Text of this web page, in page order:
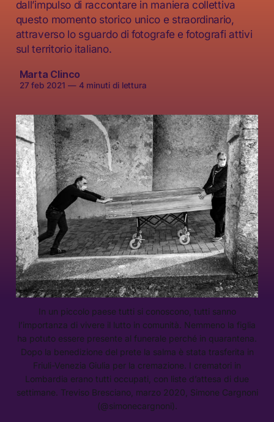
dall’impulso di raccontare in maniera collettiva
questo momento storico unico e straordinario,
attraverso lo sguardo di fotografe e fotografi attivi
sul territorio italiano.
Marta Clinco
27 feb 2021 —4 minuti di lettura
In un piccolo paese tutti si conoscono, tutti sanno
l’importanza di vivere il lutto in comunità. Nemmeno la figlia
ha potuto essere presente al funerale perché in quarantena.
Dopo la benedizione del prete la salma è stata trasferita in
Friuli-Venezia Giulia per la cremazione. I crematori in
Lombardia erano tutti occupati, con liste d’attesa di due
settimane. Treviso Bresciano, marzo 2020, Simone Cargnoni
(@simonecargnoni).